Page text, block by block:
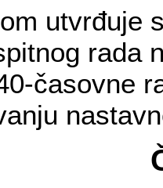
utvrđuje
rada
časovne